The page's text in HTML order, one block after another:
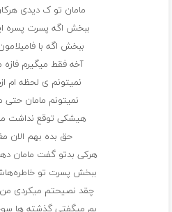
مامان تو ک دیدی
ببخش اگه پسرت پسره
ببخش اگه با
آخه فقط میگیرم
نمیتونم ی لحظه ام
نمیتونم مامان حتی
هیشکی توقع نداشت
حق بده بهم الان
هرکی بدتو گفت مامان
ببخش پسرت تو
چقد نصیحتم میکردی
بم میگفتی گذشته ها